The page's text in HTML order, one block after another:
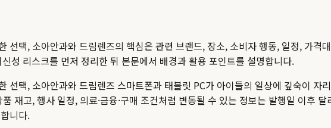
선택, 소아안과와 드림렌즈의 핵심은 관련 브랜드, 장소, 소비자 행동, 일정, 가격
성 리스크를 먼저 정리한 뒤 본문에서 배경과 활용 포인트를 설명합니다.
선택, 소아안과와 드림렌즈 스마트폰과 태블릿 PC가 아이들의 일상에 깊숙이 자
재고, 행사 일정, 의료·금융·구매 조건처럼 변동될 수 있는 정보는 발행일 이후
니다.